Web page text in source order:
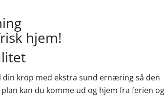
hjem!
krop med ekstra sund ernæring så den
kan du komme ud og hjem fra ferien og